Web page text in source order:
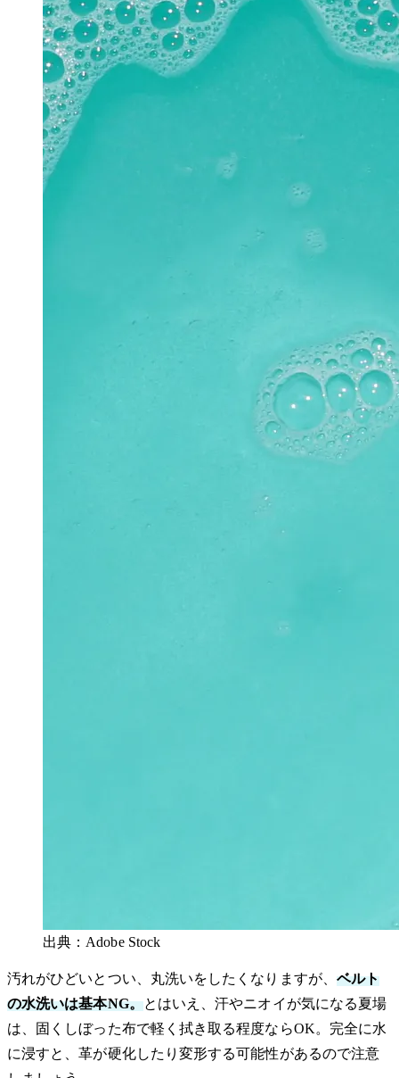
出典：Adobe Stock
汚れがひどいとつい、丸洗いをしたくなりますが、 ベルト
の水洗いは基本NG。とはいえ、汗やニオイが気になる夏場
は、固くしぼった布で軽く拭き取る程度ならOK。完全に水
に浸すと、革が硬化したり変形する可能性があるので注意